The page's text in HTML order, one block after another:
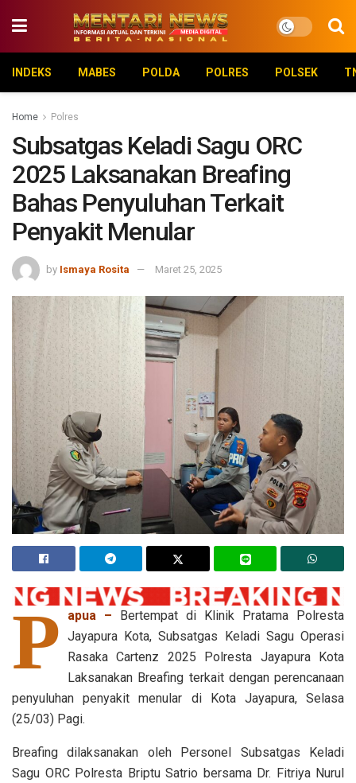
INDEKS MABES POLDA POLRES POLSEK
Home Polres
Subsatgas Keladi Sagu ORC
2025 Laksanakan Breafing
Bahas Penyuluhan Terkait
Penyakit Menular
by Ismaya Rosita Maret 25, 2025
P apua –
Bertempat di Klinik Pratama Polresta
Jayapura Kota, Subsatgas Keladi Sagu Operasi
Rasaka Cartenz 2025 Polresta Jayapura Kota
Laksanakan Breafing terkait dengan perencanaan
penyuluhan penyakit menular di Kota Jayapura, Selasa
(25/03) Pagi.
Breafing dilaksanakan oleh Personel Subsatgas Keladi
Sagu ORC Polresta Briptu Satrio bersama Dr. Fitriya Nurul